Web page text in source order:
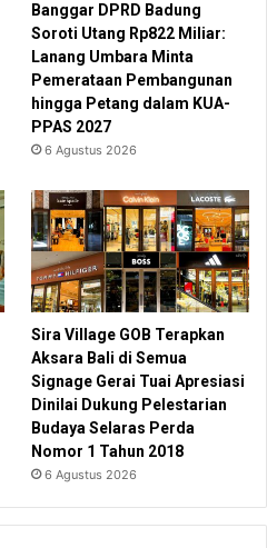
Banggar DPRD Badung
Soroti Utang Rp822 Miliar:
Lanang Umbara Minta
Pemerataan Pembangunan
hingga Petang dalam KUA-
PPAS 2027
6 Agustus 2026
Sira Village GOB Terapkan
Aksara Bali di Semua
Signage Gerai Tuai Apresiasi
Dinilai Dukung Pelestarian
Budaya Selaras Perda
Nomor 1 Tahun 2018
6 Agustus 2026